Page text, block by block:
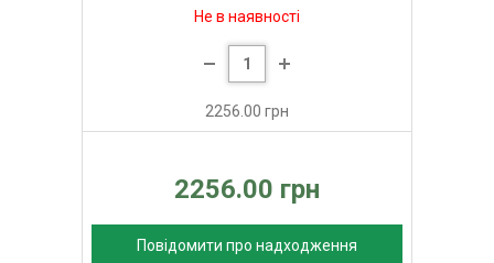
Не в наявності
2256.00 грн
2256.00 грн
Повідомити про надходження